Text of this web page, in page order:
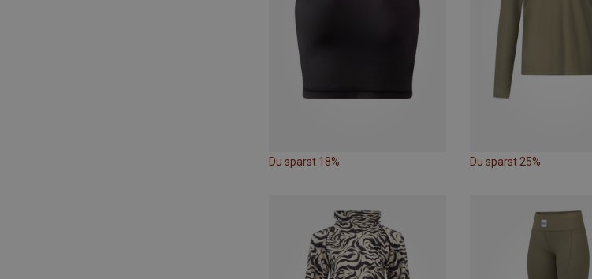
Du sparst 18% Du sparst 25%